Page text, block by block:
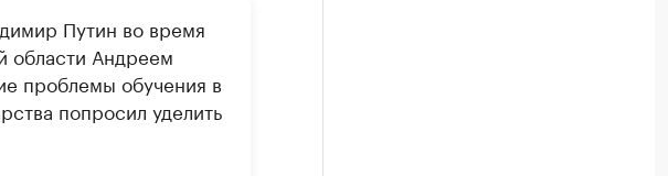
Путин во время
области Андреем
проблемы обучения в
попросил уделить